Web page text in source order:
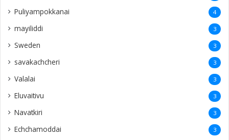
Puliyampokkanai 4
mayiliddi 3
Sweden 3
savakachcheri 3
Valalai 3
Eluvaitivu 3
Navatkiri 3
Echchamoddai 3